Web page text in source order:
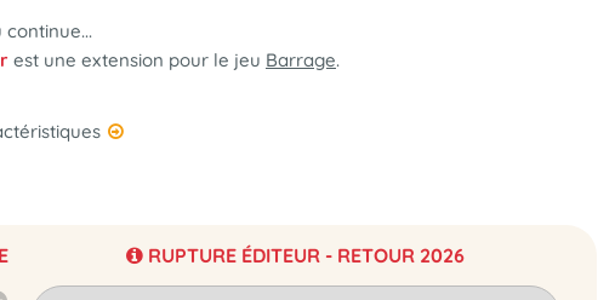
est une extension pour le jeu Barrage.
RUPTURE ÉDITEUR - RETOUR 2026